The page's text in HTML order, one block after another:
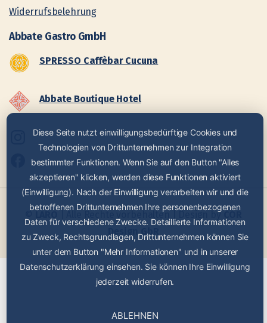
Widerrufsbelehrung
Abbate Gastro GmbH
SPRESSO Caffèbar Cucuna
Abbate Boutique Hotel
© LARO | Alle Rechte vorbehalten | Design by COR
Design GbR
Diese Seite nutzt einwilligungsbedürftige Cookies und
Technologien von Drittunternehmen zur Integration
bestimmter Funktionen. Wenn Sie auf den Button "Alles
akzeptieren" klicken, werden diese Funktionen aktiviert
(Einwilligung). Nach der Einwilligung verarbeiten wir und die
betroffenen Drittunternehmen Ihre personenbezogenen
Daten für verschiedene Zwecke. Detaillierte Informationen
zu Zweck, Rechtsgrundlagen, Drittunternehmen können Sie
unter dem Button "Mehr Informationen" und in unserer
Datenschutzerklärung einsehen. Sie können Ihre Einwilligung
jederzeit widerrufen.
ABLEHNEN